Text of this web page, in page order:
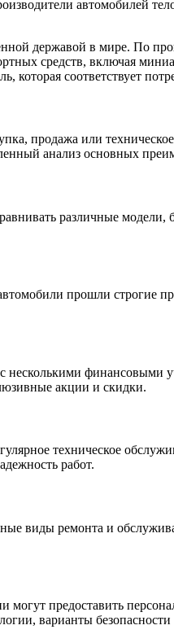
автомобилей
державой в мире. По
средств, включая
соответствует
продажа или
анализ основных
различные
прошли строгие
несколькими финансовыми
акции и скидки.
техническое
работ.
виды ремонта и
предоставить
варианты